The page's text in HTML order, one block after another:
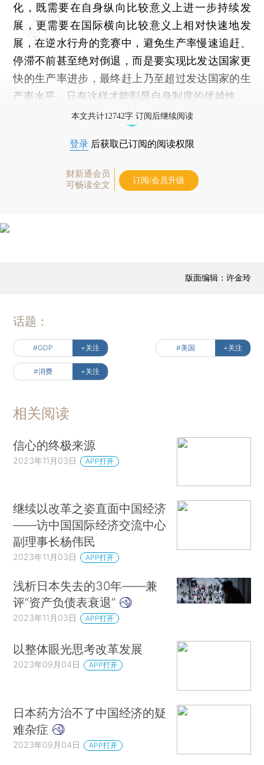
化，既需要在自身纵向比较意义上进一步持续发
展，更需要在国际横向比较意义上相对快速地发
展，在逆水行舟的竞赛中，避免生产率慢速追赶、
停滞不前甚至绝对倒退，而是要实现比发达国家更
快的生产率进步，最终赶上乃至超过发达国家的生
产率水平。只有这样才能彰显自身制度的优越性。
本文共计12742字 订阅后继续阅读
登录 后获取已订阅的阅读权限
财新通会员
可畅读全文
订阅/会员升级
版面编辑：许金玲
话题：
#GDP +关注 #美国 +关注
#消费 +关注
相关阅读
信心的终极来源
2023年11月03日 APP打开
继续以改革之姿直面中国经济
——访中国国际经济交流中心
副理事长杨伟民
2023年11月03日 APP打开
浅析日本失去的30年——兼
评“资产负债表衰退”
2023年11月03日 APP打开
以整体眼光思考改革发展
2023年09月04日 APP打开
日本药方治不了中国经济的疑
难杂症
2023年09月04日 APP打开